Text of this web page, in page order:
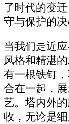
了时代的变
守与保护的决
当我们走近
风格和精湛
有一根铁钉
合在一起，
艺。塔内外
收，无论是